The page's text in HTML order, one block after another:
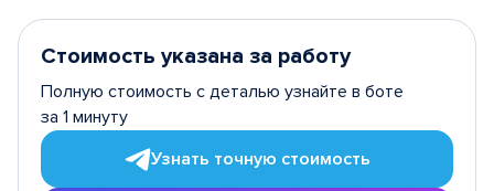
Стоимость указана за работу
Полную стоимость с деталью узнайте в боте
за 1 минуту
Узнать точную стоимость